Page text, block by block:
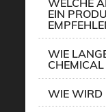
WELCHE
EIN
WIE
WIE WIRD